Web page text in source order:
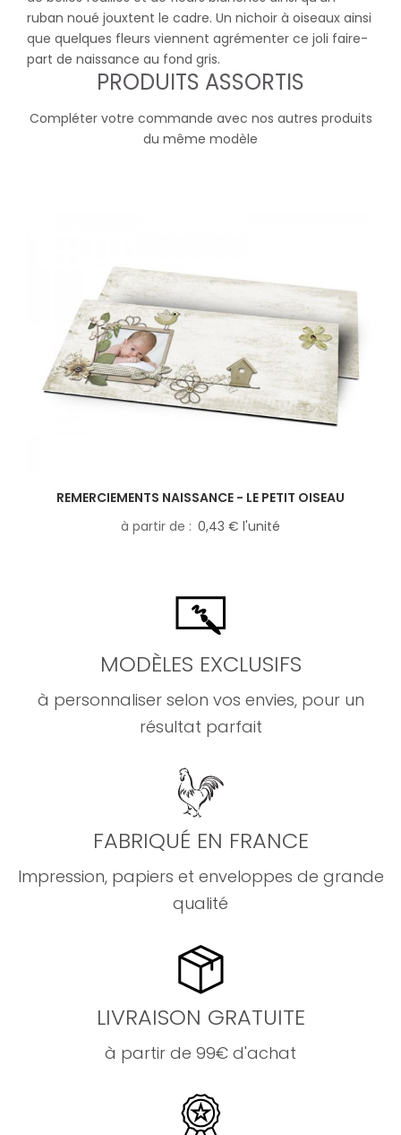
ruban noué jouxtent le cadre. Un nichoir à oiseaux ainsi
que quelques fleurs viennent agrémenter ce joli faire-
part de naissance au fond gris.
PRODUITS ASSORTIS
Compléter votre commande avec nos autres produits
du même modèle
REMERCIEMENTS NAISSANCE - LE PETIT OISEAU
à partir de
0,43 € l'unité
MODÈLES EXCLUSIFS
à personnaliser selon vos envies, pour un
résultat parfait
FABRIQUÉ EN FRANCE
Impression, papiers et enveloppes de grande
qualité
LIVRAISON GRATUITE
à partir de 99€ d'achat